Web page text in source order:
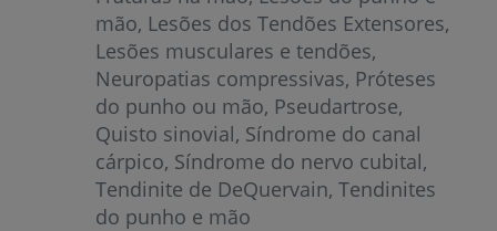
mão Lesões dos Tendões Extensores
Lesões musculares e tendões
Neuropatias compressivas Próteses
do punho ou mão Pseudartrose
Quisto sinovial Síndrome do canal
cárpico Síndrome do nervo cubital
Tendinite de DeQuervain Tendinites
do punho e mão